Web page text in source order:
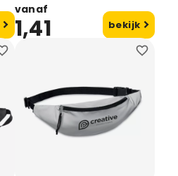
vanaf
1,41 bekijk